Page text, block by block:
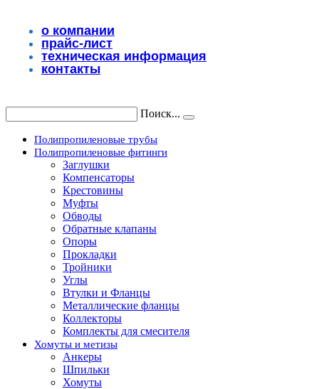
содержимомуо компании
прайс-лист
техническая информация
контакты
Поиск...
Полипропиленовые трубы
Полипропиленовые фитинги
Заглушки
Компенсаторы
Крестовины
Муфты
Обводы
Обратные клапаны
Опоры
Прокладки
Тройники
Углы
Втулки и Фланцы
Металлические фланцы
Коллекторы
Комплекты для смесителя
Хомуты и метизы
Анкеры
Шпильки
Хомуты